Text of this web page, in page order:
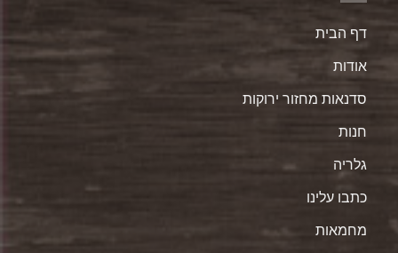
דף הבית
אודות
סדנאות מחזור ירוקות
חנות
גלריה
כתבו עלינו
מחמאות